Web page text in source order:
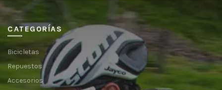
CATEGORÍAS
Bicicletas
Repuestos
Accesorios